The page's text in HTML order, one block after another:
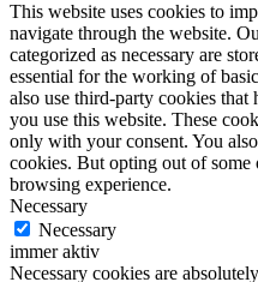
This website uses cookies to
navigate through the website.
categorized as necessary are
essential for the working of
also use third-party cookies that
you use this website. These
only with your consent. You
cookies. But opting out of
browsing experience.
Necessary
Necessary
immer aktiv
Necessary cookies are